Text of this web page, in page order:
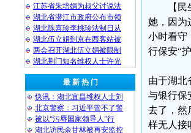
江苏省朱培娟为叔父讨说法
湖北省潜江市政府公布市领
湖北陈喜珍李桃珍法制日从
湖北伍立娟到京在西客站被
两会召开湖北伍立娟被限制
湖北荆门知名维权人士许光
最 新 热 门
快讯：湖北宜昌维权人士刘
北京警察：习近平管不了警
被以“污辱国家领导人”行
湖北访民余甘林被再安监控
【
她，因为
小时看守
行保安“
由于湖北
与银行保
去了，然
样无人接